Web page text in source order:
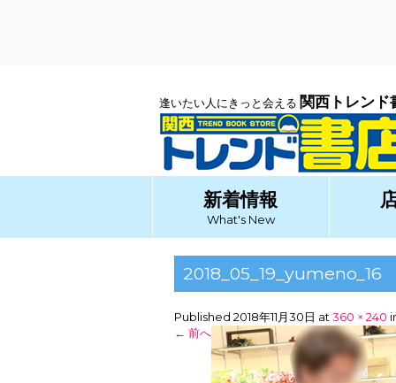
逢いたい人にきっと会える 関西トレンド
新着情報
What's New
2018_05_19_yumeno_16
Published 2018年11月30日 at 360 × 240
← 前へ